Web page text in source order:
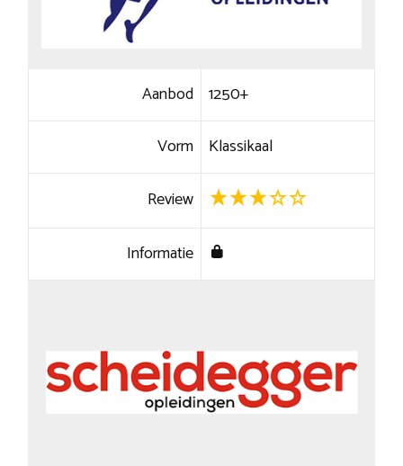
Aanbod 1250+
Vorm Klassikaal
Review
Informatie